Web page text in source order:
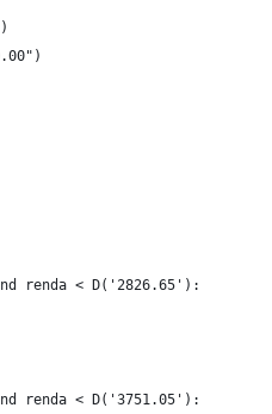
renda < D('2826.65'):
renda < D('3751.05'):